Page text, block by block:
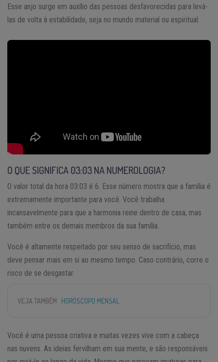
Esse anjo surge em auxílio das pessoas desfavorecidas para levá-
las de volta à estabilidade, seja no mundo material ou espiritual.
O QUE SIGNIFICA 03:03 NA NUMEROLOGIA?
O valor total da hora 03:03 é 6. Esse número mostra que a família é
extremamente importante para você. Você trabalha
incansavelmente para que a harmonia reine dentro de casa, mas
também entre os demais membros da sua família.
Você é altamente respeitado por seu senso de sacrifício, mas
deve pensar mais em si ao mesmo tempo. Caso contrário, corre o
risco de se desgastar.
VEJA TAMBÉM HORÓSCOPO MENSAL
Você é uma pessoa criativa e muitas vezes vive com a cabeça
nas nuvens. As ideias fervilham em sua mente, e são responsáveis